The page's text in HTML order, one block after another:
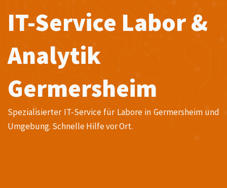
IT-Service Labor &
Analytik
Germersheim
Spezialisierter IT-Service für Labore in Germersheim und
Umgebung. Schnelle Hilfe vor Ort.